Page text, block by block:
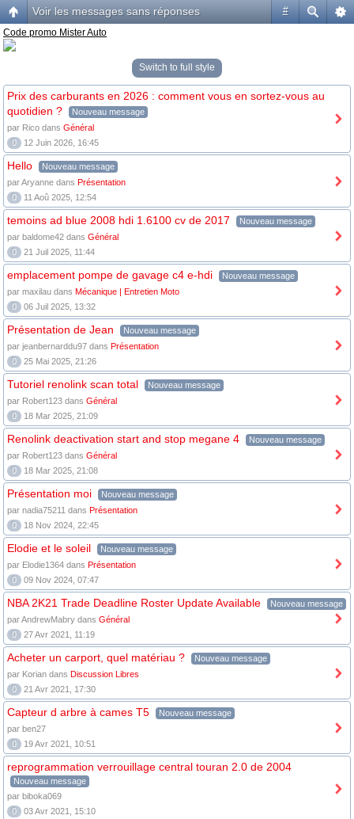
#
Voir les messages sans réponses
Code promo Mister Auto
Switch to full style
Prix des carburants en 2026 : comment vous en sortez-vous au
quotidien ?
Nouveau message
par Rico dans Général
0
12 Juin 2026, 16:45
Hello
Nouveau message
par Aryanne dans Présentation
0
11 Aoû 2025, 12:54
temoins ad blue 2008 hdi 1.6100 cv de 2017
Nouveau message
par baldome42 dans Général
0
21 Juil 2025, 11:44
emplacement pompe de gavage c4 e-hdi
Nouveau message
par maxilau dans Mécanique | Entretien Moto
0
06 Juil 2025, 13:32
Présentation de Jean
Nouveau message
par jeanbernarddu97 dans Présentation
0
25 Mai 2025, 21:26
Tutoriel renolink scan total
Nouveau message
par Robert123 dans Général
0
18 Mar 2025, 21:09
Renolink deactivation start and stop megane 4
Nouveau message
par Robert123 dans Général
0
18 Mar 2025, 21:08
Présentation moi
Nouveau message
par nadia75211 dans Présentation
0
18 Nov 2024, 22:45
Elodie et le soleil
Nouveau message
par Elodie1364 dans Présentation
0
09 Nov 2024, 07:47
NBA 2K21 Trade Deadline Roster Update Available
Nouveau message
par AndrewMabry dans Général
0
27 Avr 2021, 11:19
Acheter un carport, quel matériau ?
Nouveau message
par Korian dans Discussion Libres
0
21 Avr 2021, 17:30
Capteur d arbre à cames T5
Nouveau message
par ben27
0
19 Avr 2021, 10:51
reprogrammation verrouillage central touran 2.0 de 2004
Nouveau message
par biboka069
0
03 Avr 2021, 15:10